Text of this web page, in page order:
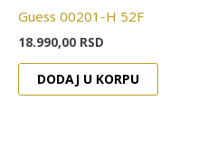
Guess 00201-H 52F
18.990,00 RSD
DODAJ U KORPU